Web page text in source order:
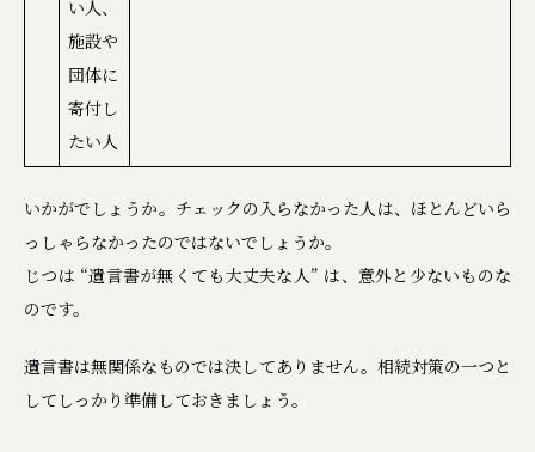
い人、
施設や
団体に
寄付し
たい人
いかがでしょうか。チェックの入らなかった人は、ほとんどいら
っしゃらなかったのではないでしょうか。
じつは “遺言書が無くても大丈夫な人” は、意外と少ないものな
のです。
遺言書は無関係なものでは決してありません。相続対策の一つと
してしっかり準備しておきましょう。